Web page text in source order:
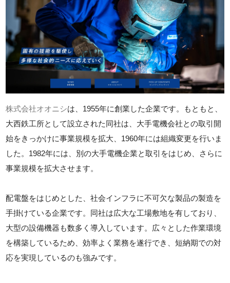
株式会社オオニシは、1955年に創業した企業です。もともと、
大西鉄工所として設立された同社は、大手電機会社との取引開
始をきっかけに事業規模を拡大、1960年には組織変更を行いま
した。1982年には、別の大手電機企業と取引をはじめ、さらに
事業規模を拡大させます。
配電盤をはじめとした、社会インフラに不可欠な製品の製造を
手掛けている企業です。同社は広大な工場敷地を有しており、
大型の設備機器も数多く導入しています。広々とした作業環境
を構築しているため、効率よく業務を遂行でき、短納期での対
応を実現しているのも強みです。